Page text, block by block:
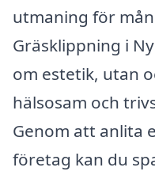
utmaning för
Gräsklippning i
om estetik, utan
hälsosam och
Genom att anlita
företag kan du